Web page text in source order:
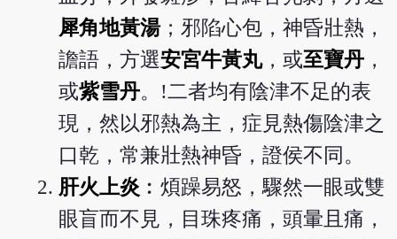
犀角地黃湯；邪陷心包，神昏壯熱，
譫語，方選安宮牛黃丸，或至寶丹 ，
或紫雪丹。!二者均有陰津不足的表
現，然以邪熱為主，症見熱傷陰津之
口乾，常兼壯熱神昏，證侯不同。
肝火上炎 ︰煩躁易怒，驟然一眼或雙
眼盲而不見，目珠疼痛，頭暈且痛，